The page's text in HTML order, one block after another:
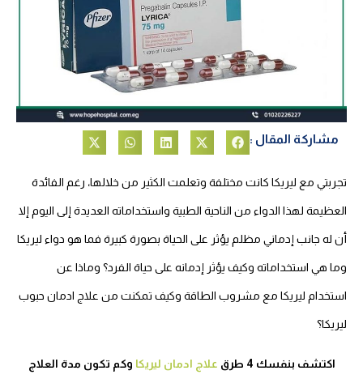
مشاركة المقال :
تجربتي مع ليريكا كانت مختلفة وتعلمت الكثير من خلالها، رغم الفائدة
العظيمة لهذا الدواء من الناحية الطبية واستخداماته العديدة إلى اليوم إلا
أن له جانب إدماني مظلم يؤثر على الحياة بصورة كبيرة فما هو دواء ليريكا
وما هي استخداماته وكيف يؤثر إدمانه على حياة الفرد؟ وماذا عن
استخدام ليريكا مع مشروب الطاقة وكيف تمكنت من علاج ادمان حبوب
ليريكا؟
اكتشف بنفسك 4 طرق علاج ادمان ليريكا وكم تكون مدة العلاج